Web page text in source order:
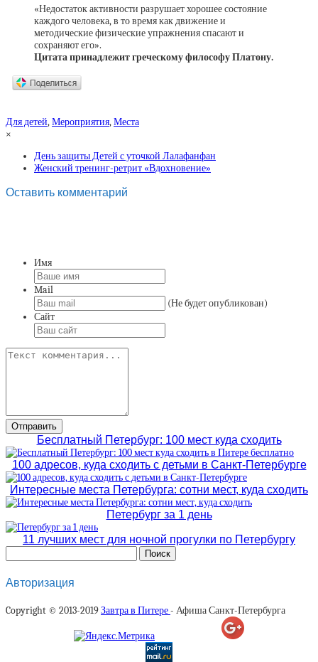
«Недостаток активности разрушает хорошее состояние
каждого человека, в то время как движение и
методические физические упражнения спасают и
сохраняют его».
Цитата принадлежит греческому философу Платону.
Для детей,Мероприятия,Места
×
День защиты Детей с уточкой Лалафанфан
Женский тренинг-ретрит «Вдохновение»
Оставить комментарий
Имя
Mail
(Не будет опубликован)
Сайт
Бесплатный Петербург: 100 мест куда сходить
100 адресов, куда сходить с детьми в Санкт-Петербурге
Интересные места Петербурга: сотни мест, куда сходить
Петербург за 1 день
11 лучших мест для ночной прогулки по Петербургу
Авторизация
Copyright © 2013-2019Завтра в Питере- Афиша Санкт-Петербурга